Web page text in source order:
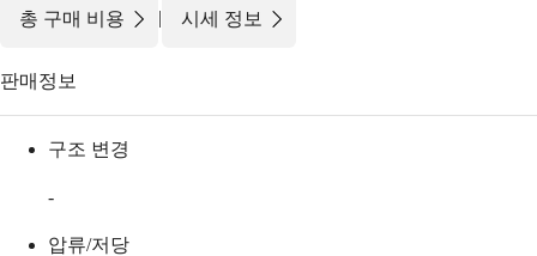
총 구매 비용 | 시세 정보
판매정보
구조 변경
-
압류/저당